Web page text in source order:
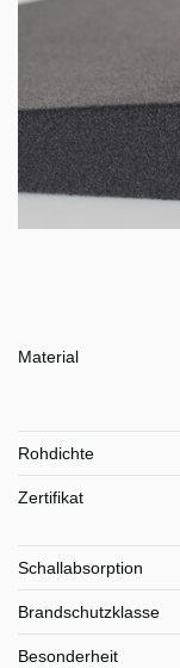
Material
Rohdichte
Zertifikat
Schallabsorption
Brandschutzklasse
Besonderheit